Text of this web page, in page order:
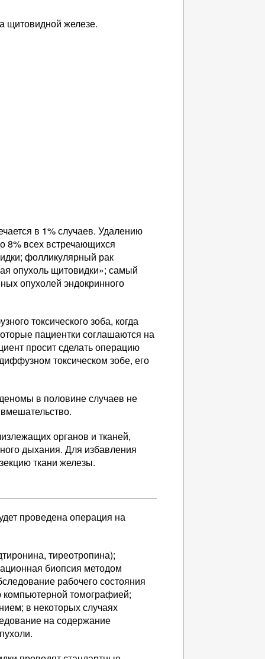
щитовидной железе.
в 1% случаев. Удалению
8% всех встречающихся
фолликулярный рак
опухоль щитовидки»; самый
опухолей эндокринного
токсического зоба, когда
пациентки соглашаются на
просит сделать операцию
токсическом зобе, его
в половине случаев не
органов и тканей,
дыхания. Для избавления
ткани железы.
проведена операция на
тиреотропина);
биопсия методом
рабочего состояния
компьютерной томографией;
в некоторых случаях
на содержание